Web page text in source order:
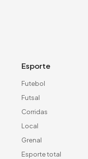
Esporte
Futebol
Futsal
Corridas
Local
Grenal
Esporte total